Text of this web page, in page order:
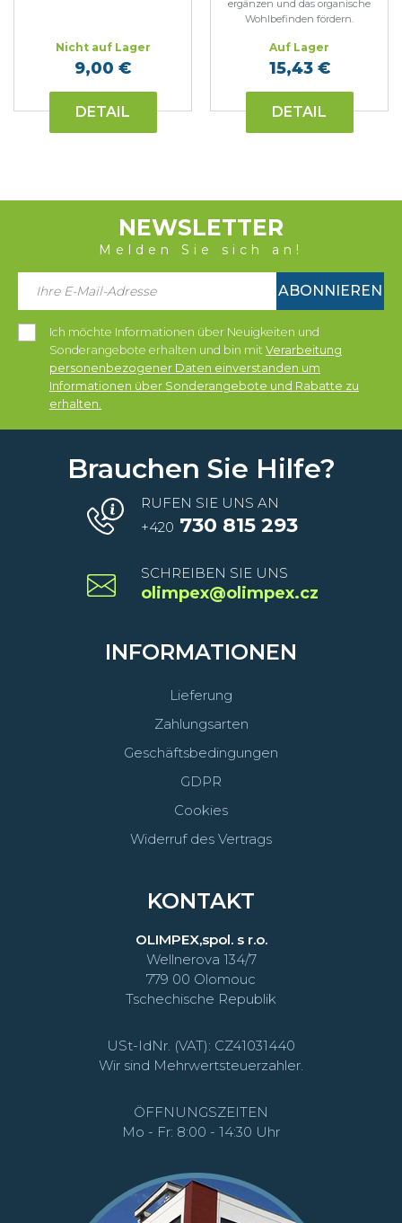
Nicht auf Lager
9,00 €
DETAIL
ergänzen und das organische
Wohlbefinden fördern.
Auf Lager
15,43 €
DETAIL
NEWSLETTER
Melden Sie sich an!
ABONNIEREN
Ich möchte Informationen über Neuigkeiten und
Sonderangebote erhalten und bin mit Verarbeitung
personenbezogener Daten einverstanden um
Informationen über Sonderangebote und Rabatte zu
erhalten.
Brauchen Sie Hilfe?
RUFEN SIE UNS AN
+420 730 815 293
SCHREIBEN SIE UNS
olimpex@olimpex.cz
INFORMATIONEN
Lieferung
Zahlungsarten
Geschäftsbedingungen
GDPR
Cookies
Widerruf des Vertrags
KONTAKT
OLIMPEX,spol. s r.o.
Wellnerova 134/7
779 00 Olomouc
Tschechische Republik
USt-IdNr. (VAT): CZ41031440
Wir sind Mehrwertsteuerzahler.
ÖFFNUNGSZEITEN
Mo - Fr: 8:00 - 14:30 Uhr